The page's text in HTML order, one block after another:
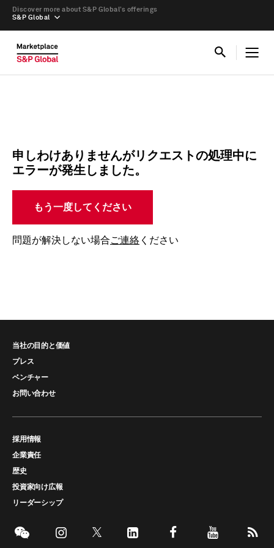
S&P Global
Discover more about S&P Global’s offerings
申しわけありませんがリクエストの処理中に
エラーが発生しました。
もう一度してください
問題が解決しない場合ご連絡 ください
当社の目的と価値
プレス
ベンチャー
お問い合わせ
採用情報
企業責任
歴史
投資家向け広報
リーダーシップ